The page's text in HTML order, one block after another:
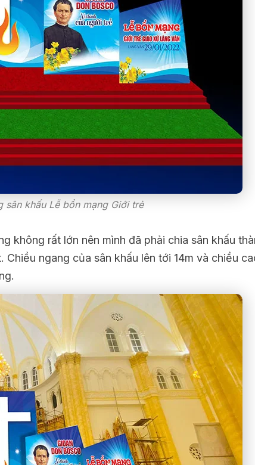
sân khấu Lễ bổn mạng Giới trẻ
không rất lớn nên mình đã phải chia sân khấu
ngang của sân khấu lên tới 14m và chiều